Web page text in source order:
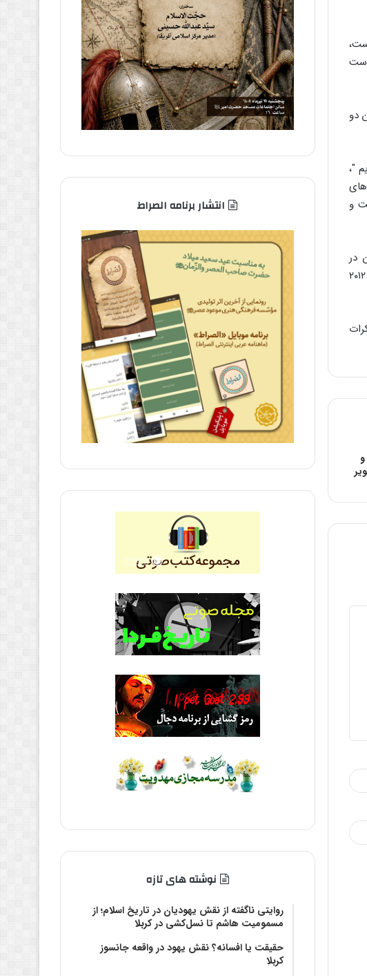
دو
سازیم "،
و
در
آمریکا محسوب می‌شود، نشانه ای از تمایل او برای به چالش کشیدن اوباما در انتخابات ریاست جمهوری سال ۲۰۱۲
انتشار برنامه الصراط
نوشته های تازه
روایتی ناگفته از نقش یهودیان در تاریخ اسلام؛ از
مسمومیت هاشم تا نسل‌کشی در کربلا
حقیقت یا افسانه؟‌ نقش یهود در واقعه جانسوز
کربلا